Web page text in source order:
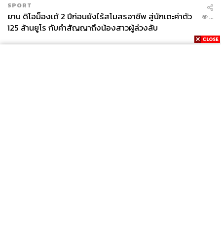
SPORT
ยาน ดิโอม็องเด้ 2 ปีก่อนยังไร้สโมสรอาชีพ สู่นักเตะค่าตัว
125 ล้านยูโร กับคำสัญญาถึงน้องสาวผู้ล่วงลับ
...